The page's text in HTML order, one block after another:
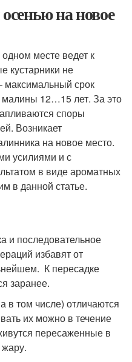
на новое
месте ведет к
кустарники не
максимальный срок
малины 12…15 лет. За это
споры
Возникает
на новое место.
усилиями и с
в виде ароматных
в данной статье.
и последовательное
избавят от
К пересадке
заранее.
в том числе) отличаются
их можно в течение
пересаженные в